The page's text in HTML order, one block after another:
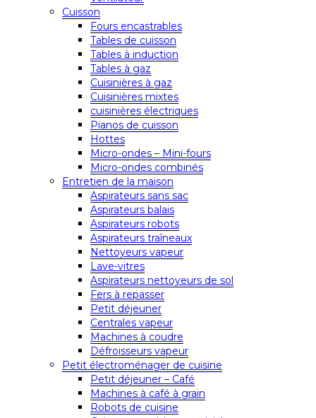
Cuisson
Fours encastrables
Tables de cuisson
Tables à induction
Tables à gaz
Cuisinières à gaz
Cuisinières mixtes
cuisinières électriques
Pianos de cuisson
Hottes
Micro-ondes – Mini-fours
Micro-ondes combinés
Entretien de la maison
Aspirateurs sans sac
Aspirateurs balais
Aspirateurs robots
Aspirateurs traîneaux
Nettoyeurs vapeur
Lave-vitres
Aspirateurs nettoyeurs de sol
Fers à repasser
Petit déjeuner
Centrales vapeur
Machines à coudre
Défroisseurs vapeur
Petit électroménager de cuisine
Petit déjeuner – Café
Machines à café à grain
Robots de cuisine